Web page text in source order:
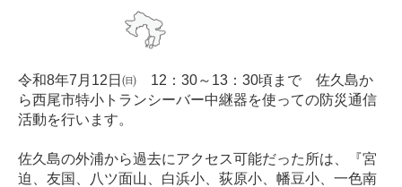
令和8年7月12日㈰ 12：30～13：30頃まで 佐久島か
ら西尾市特小トランシーバー中継器を使っての防災通信
活動を行います。
佐久島の外浦から過去にアクセス可能だった所は、『宮
迫、友国、八ツ面山、白浜小、荻原小、幡豆小、一色南